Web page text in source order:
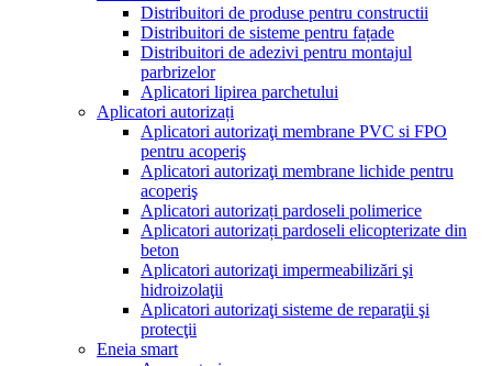
Distribuitori de produse pentru constructii
Distribuitori de sisteme pentru fațade
Distribuitori de adezivi pentru montajul
parbrizelor
Aplicatori lipirea parchetului
Aplicatori autorizați
Aplicatori autorizaţi membrane PVC si FPO
pentru acoperiş
Aplicatori autorizaţi membrane lichide pentru
acoperiş
Aplicatori autorizați pardoseli polimerice
Aplicatori autorizați pardoseli elicopterizate din
beton
Aplicatori autorizaţi impermeabilizări şi
hidroizolaţii
Aplicatori autorizaţi sisteme de reparaţii şi
protecţii
Eneia smart